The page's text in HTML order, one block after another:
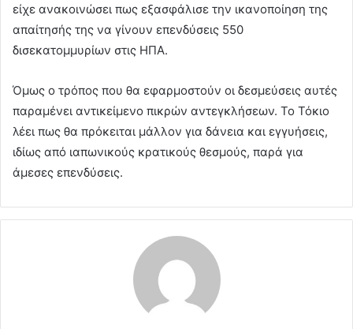
είχε ανακοινώσει πως εξασφάλισε την ικανοποίηση της
απαίτησής της να γίνουν επενδύσεις 550
δισεκατομμυρίων στις ΗΠΑ.
Όμως ο τρόπος που θα εφαρμοστούν οι δεσμεύσεις αυτές
παραμένει αντικείμενο πικρών αντεγκλήσεων. Το Τόκιο
λέει πως θα πρόκειται μάλλον για δάνεια και εγγυήσεις,
ιδίως από ιαπωνικούς κρατικούς θεσμούς, παρά για
άμεσες επενδύσεις.